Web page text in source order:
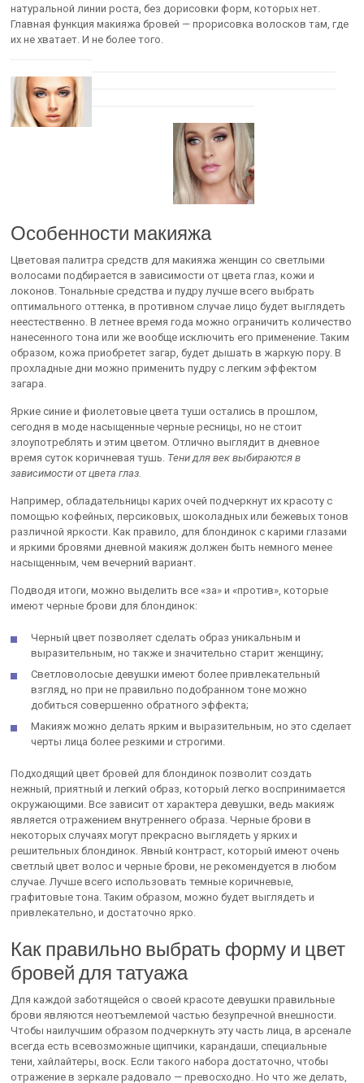
натуральной линии роста, без дорисовки форм, которых нет.
Главная функция макияжа бровей — прорисовка волосков там, где
их не хватает. И не более того.
Особенности макияжа
Цветовая палитра средств для макияжа женщин со светлыми
волосами подбирается в зависимости от цвета глаз, кожи и
локонов. Тональные средства и пудру лучше всего выбрать
оптимального оттенка, в противном случае лицо будет выглядеть
неестественно. В летнее время года можно ограничить количество
нанесенного тона или же вообще исключить его применение. Таким
образом, кожа приобретет загар, будет дышать в жаркую пору. В
прохладные дни можно применить пудру с легким эффектом
загара.
Яркие синие и фиолетовые цвета туши остались в прошлом,
сегодня в моде насыщенные черные ресницы, но не стоит
злоупотреблять и этим цветом. Отлично выглядит в дневное
время суток коричневая тушь. Тени для век выбираются в
зависимости от цвета глаз.
Например, обладательницы карих очей подчеркнут их красоту с
помощью кофейных, персиковых, шоколадных или бежевых тонов
различной яркости. Как правило, для блондинок с карими глазами
и яркими бровями дневной макияж должен быть немного менее
насыщенным, чем вечерний вариант.
Подводя итоги, можно выделить все «за» и «против», которые
имеют черные брови для блондинок:
Черный цвет позволяет сделать образ уникальным и
выразительным, но также и значительно старит женщину;
Светловолосые девушки имеют более привлекательный
взгляд, но при не правильно подобранном тоне можно
добиться совершенно обратного эффекта;
Макияж можно делать ярким и выразительным, но это сделает
черты лица более резкими и строгими.
Подходящий цвет бровей для блондинок позволит создать
нежный, приятный и легкий образ, который легко воспринимается
окружающими. Все зависит от характера девушки, ведь макияж
является отражением внутреннего образа. Черные брови в
некоторых случаях могут прекрасно выглядеть у ярких и
решительных блондинок. Явный контраст, который имеют очень
светлый цвет волос и черные брови, не рекомендуется в любом
случае. Лучше всего использовать темные коричневые,
графитовые тона. Таким образом, можно будет выглядеть и
привлекательно, и достаточно ярко.
Как правильно выбрать форму и цвет
бровей для татуажа
Для каждой заботящейся о своей красоте девушки правильные
брови являются неотъемлемой частью безупречной внешности.
Чтобы наилучшим образом подчеркнуть эту часть лица, в арсенале
всегда есть всевозможные щипчики, карандаши, специальные
тени, хайлайтеры, воск. Если такого набора достаточно, чтобы
отражение в зеркале радовало — превосходно. Но что же делать,